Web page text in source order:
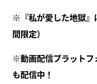
※『私が愛した地獄』
間限定）
※動画配信プラットフ
も配信中！